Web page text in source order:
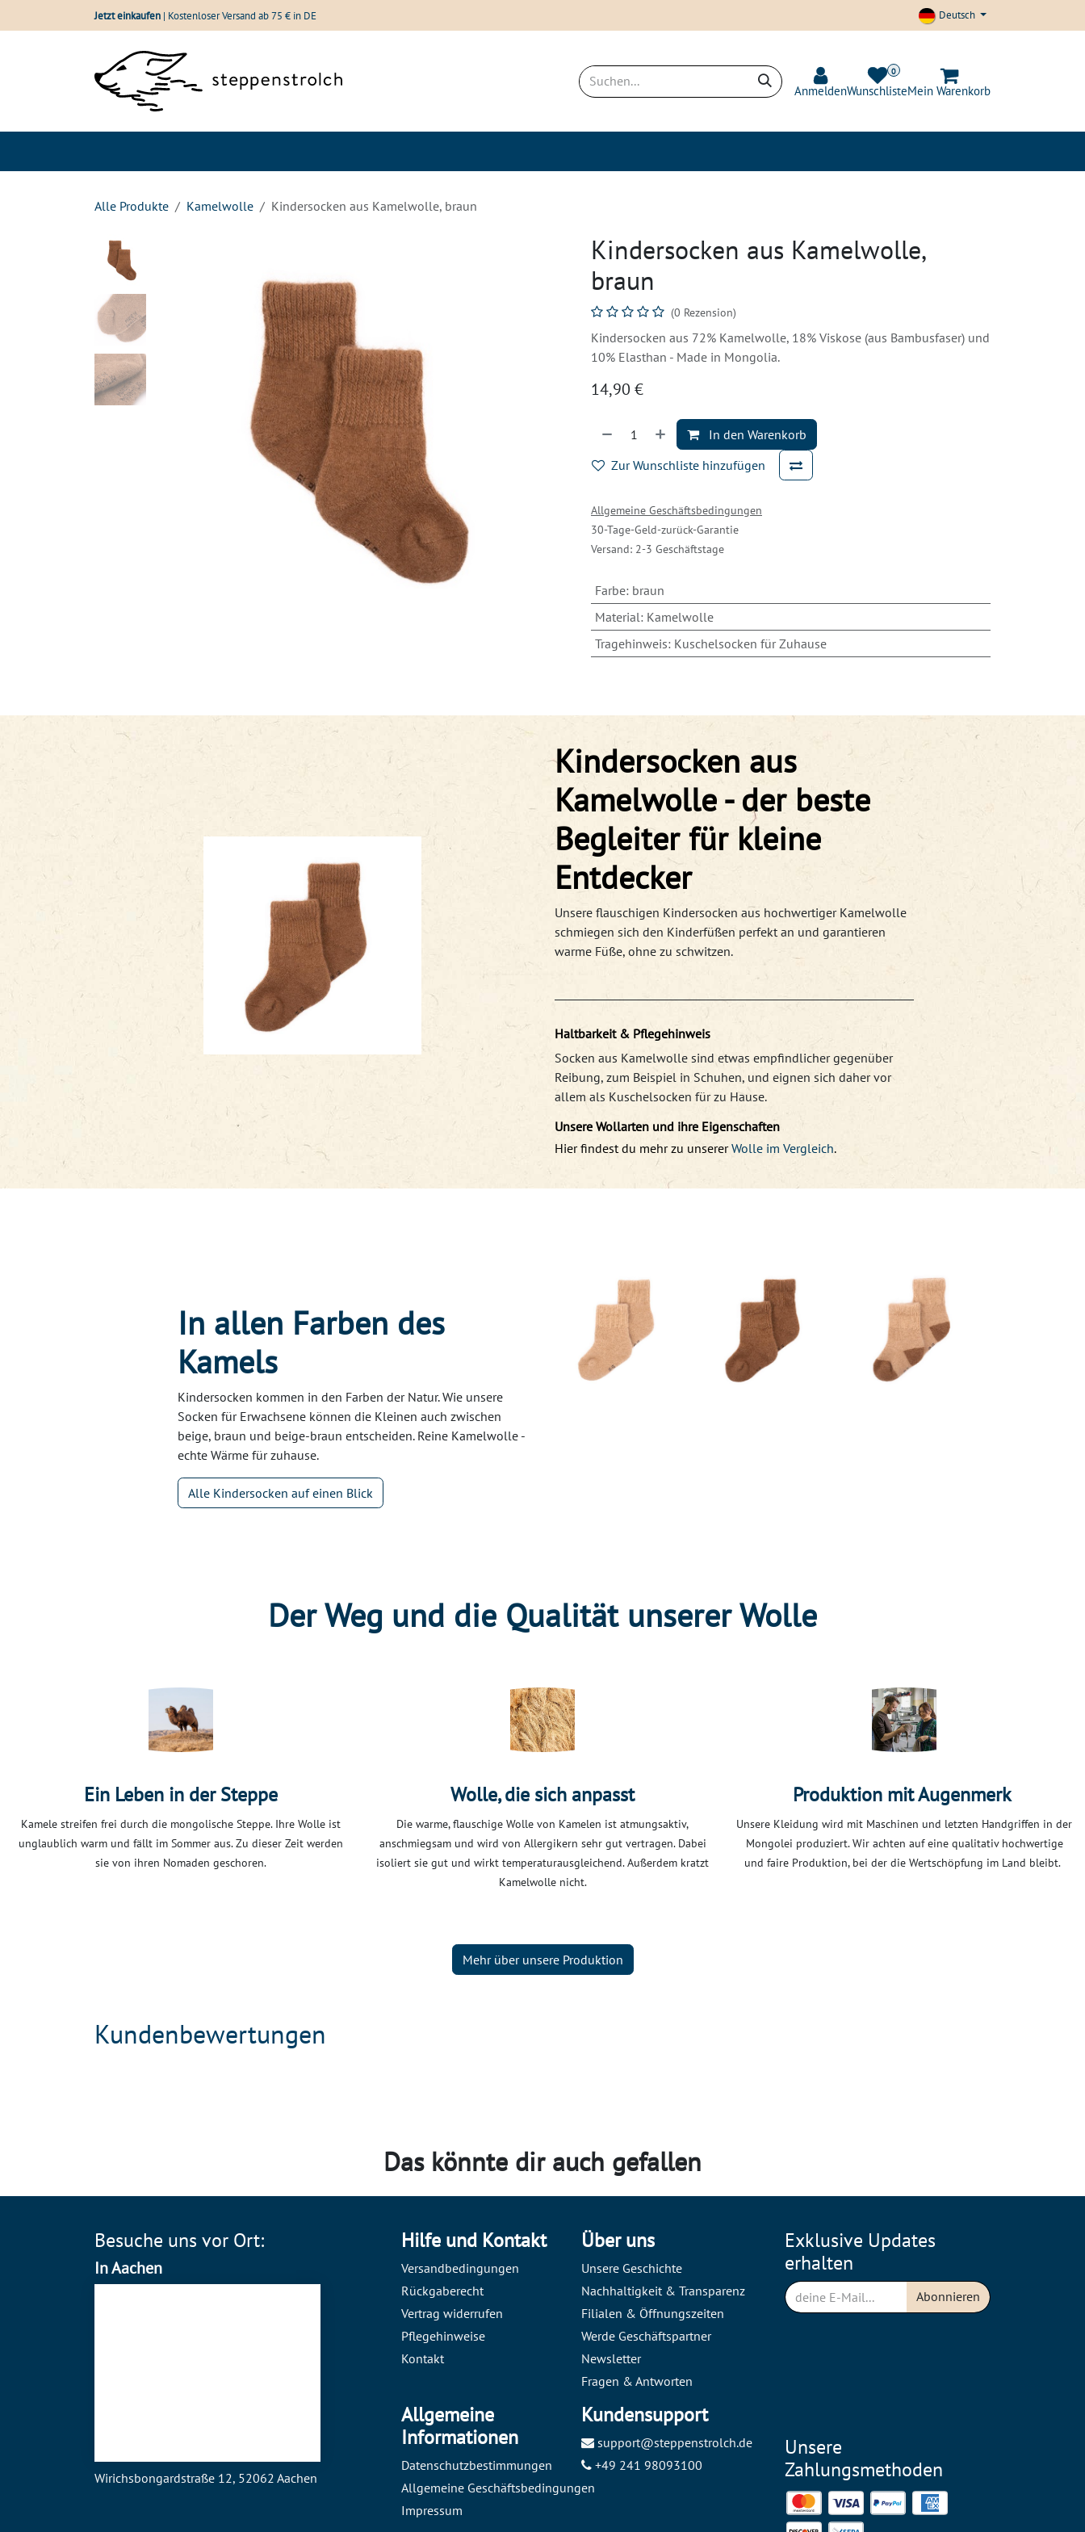
Zum Inhalt springenJetzt einkaufen | Kostenloser Versand ab 75 € in DE Deutsch
Anmelden
0
WunschlisteMein Warenkorb
Alle Produkte Kamelwolle Kindersocken aus Kamelwolle, braun
Kindersocken aus Kamelwolle,
braun
(0 Rezension)
Kindersocken aus 72% Kamelwolle, 18% Viskose (aus Bambusfaser) und
10% Elasthan - Made in Mongolia.
14,90 €
In den Warenkorb
Zur Wunschliste hinzufügen
Allgemeine Geschäftsbedingungen
30-Tage-Geld-zurück-Garantie
Versand: 2-3 Geschäftstage
Farbe: braun
Material: Kamelwolle
Tragehinweis: Kuschelsocken für Zuhause
Kindersocken aus
Kamelwolle - der beste
Begleiter für kleine
Entdecker
Unsere flauschigen Kindersocken aus hochwertiger Kamelwolle
schmiegen sich den Kinderfüßen perfekt an und garantieren
warme Füße, ohne zu schwitzen.
Haltbarkeit & Pflegehinweis
Socken aus Kamelwolle sind etwas empfindlicher gegenüber
Reibung, zum Beispiel in Schuhen, und eignen sich daher vor
allem als Kuschelsocken für zu Hause.
Unsere Wollarten und ihre Eigenschaften
Hier findest du mehr zu unserer Wolle im Vergleich.
In allen Farben des
Kamels
Kindersocken kommen in den Farben der Natur. Wie unsere
Socken für Erwachsene können die Kleinen auch zwischen
beige, braun und beige-braun entscheiden. Reine Kamelwolle -
echte Wärme für zuhause.
Alle Kindersocken auf einen Blick
Der Weg und die Qualität unserer Wolle
Ein Leben in der Steppe
Kamele streifen frei durch die mongolische Steppe. Ihre Wolle ist
unglaublich warm und fällt im Sommer aus. Zu dieser Zeit werden
sie von ihren Nomaden geschoren.
Wolle, die sich anpasst
Die warme, flauschige Wolle von Kamelen ist atmungsaktiv,
anschmiegsam und wird von Allergikern sehr gut vertragen. Dabei
isoliert sie gut und wirkt temperaturausgleichend. Außerdem kratzt
Kamelwolle nicht.
Produktion mit Augenmerk
Unsere Kleidung wird mit Maschinen und letzten Handgriffen in der
Mongolei produziert. Wir achten auf eine qualitativ hochwertige
und faire Produktion, bei der die Wertschöpfung im Land bleibt.
Mehr über unsere Produktion
Kundenbewertungen
Das könnte dir auch gefallen
Besuche uns vor Ort:
In Aachen
Wirichsbongardstraße 12, 52062 Aachen
Hilfe und Kontakt
Versandbedingungen
Rückgaberecht
Vertrag widerrufen
Pflegehinweise
Kontakt
Über uns
Unsere Geschichte
Nachhaltigkeit & Transparenz
Filialen & Öffnungszeiten
Werde Geschäftspartner
Newsletter
Fragen & Antworten
Allgemeine
Informationen
Datenschutzbestimmungen
Allgemeine Geschäftsbedingungen
Impressum
Kundensupport
support@steppenstrolch.de
+49 241 98093100
Exklusive Updates
erhalten
Abonnieren
Unsere
Zahlungsmethoden
SEPA Direct Debit